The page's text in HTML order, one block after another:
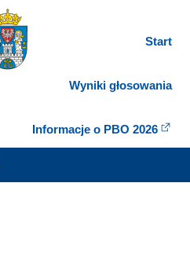
Start
Wyniki głosowania
Informacje o PBO 2026